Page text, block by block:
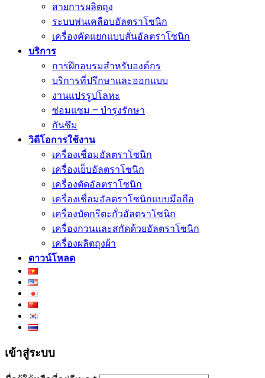
สายการผลิตถุง
ระบบพ่นเคลือบอัลตราโซนิก
เครื่องคัดแยกแบบสั่นอัลตราโซนิก
บริการ
การฝึกอบรมสำหรับองค์กร
บริการที่ปรึกษาและออกแบบ
งานแปรรูปโลหะ
ซ่อมแซม – บำรุงรักษา
กันซึม
วิดีโอการใช้งาน
เครื่องเชื่อมอัลตราโซนิก
เครื่องเย็บอัลตราโซนิก
เครื่องตัดอัลตราโซนิก
เครื่องเชื่อมอัลตราโซนิกแบบมือถือ
เครื่องบัดกรีตะกั่วอัลตราโซนิก
เครื่องกวนและสกัดด้วยอัลตราโซนิก
เครื่องผลิตถุงผ้า
ดาวน์โหลด
เข้าสู่ระบบ